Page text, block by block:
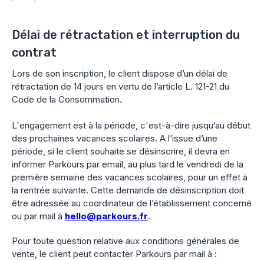
Délai de rétractation et interruption du
contrat
Lors de son inscription, le client dispose d’un délai de
rétractation de 14 jours en vertu de l’article L. 121-21 du
Code de la Consommation.
L'engagement est à la période, c'est-à-dire jusqu’au début
des prochaines vacances scolaires. A l’issue d’une
période, si le client souhaite se désinscrire, il devra en
informer Parkours par email, au plus tard le vendredi de la
première semaine des vacances scolaires, pour un effet à
la rentrée suivante. Cette demande de désinscription doit
être adressée au coordinateur de l’établissement concerné
ou par mail à hello@parkours.fr.
Pour toute question relative aux conditions générales de
vente, le client peut contacter Parkours par mail à :